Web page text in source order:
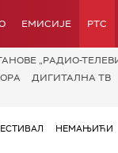
ЕМИСИЈЕ РТС
„РАДИО-
ДИГИТАЛНА ТВ
НЕМАЊИЋИ